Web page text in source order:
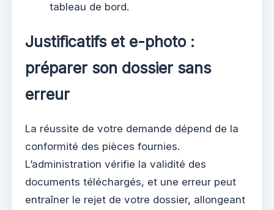
tableau de bord.
Justificatifs et e-photo :
préparer son dossier sans
erreur
La réussite de votre demande dépend de la
conformité des pièces fournies.
L’administration vérifie la validité des
documents téléchargés, et une erreur peut
entraîner le rejet de votre dossier, allongeant